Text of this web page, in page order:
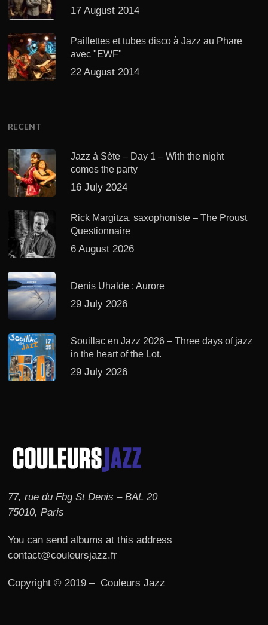
17 August 2014
Paillettes et tubes disco à Jazz au Phare
avec "EWF"
22 August 2014
RECENT
Jazz à Sète – Day 1 – With the night
comes the party
16 July 2024
Rick Margitza, saxophoniste – The Proust
Questionnaire
6 August 2026
Denis Uhalde : Aurore
29 July 2026
Souillac en Jazz 2026 – Three days of jazz
in the heart of the Lot.
29 July 2026
77, rue du Fbg St Denis – BAL 20
75010, Paris
You can send albums at this address
contact@couleursjazz.fr
Copyright © 2019 – Couleurs Jazz